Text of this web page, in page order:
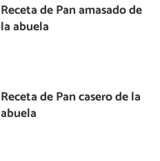
Receta de Pan amasado de
la abuela
Receta de Pan casero de la
abuela